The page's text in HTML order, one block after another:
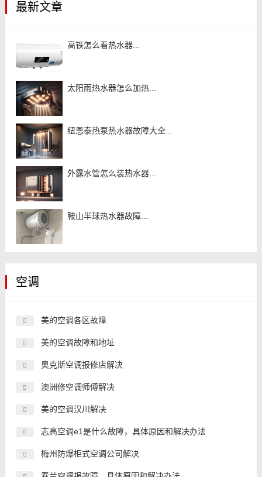
最新文章
高铁怎么看热水器...
太阳雨热水器怎么加热...
纽恩泰热泵热水器故障大全...
外露水管怎么装热水器...
鞍山半球热水器故障...
空调
美的空调各区故障
美的空调故障和地址
奥克斯空调报修店解决
澳洲修空调师傅解决
美的空调汉川解决
志高空调e1是什么故障，具体原因和解决办法
梅州防爆柜式空调公司解决